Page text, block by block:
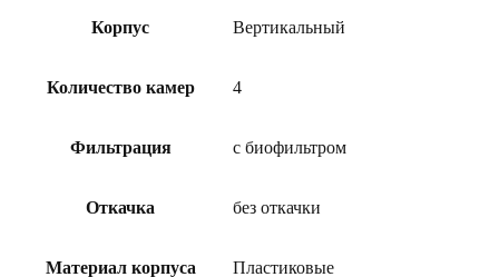
Корпус Вертикальный
Количество камер 4
Фильтрация с биофильтром
Откачка без откачки
Материал корпуса Пластиковые